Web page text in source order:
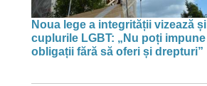
Noua lege a integrității vizează și
cuplurile LGBT: „Nu poți impune
obligații fără să oferi și drepturi”